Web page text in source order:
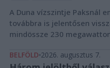
A Duna vízszintje Paksnál
továbbra is jelentősen
mindössze 230
BELFÖLD 2026. augusztus 7.